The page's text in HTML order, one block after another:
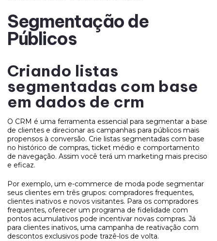
Segmentação de
Públicos
Criando listas
segmentadas com base
em dados de crm
O CRM é uma ferramenta essencial para segmentar a base
de clientes e direcionar as campanhas para públicos mais
propensos à conversão. Crie listas segmentadas com base
no histórico de compras, ticket médio e comportamento
de navegação. Assim você terá um marketing mais preciso
e eficaz.
Por exemplo, um e-commerce de moda pode segmentar
seus clientes em três grupos: compradores frequentes,
clientes inativos e novos visitantes. Para os compradores
frequentes, oferecer um programa de fidelidade com
pontos acumulativos pode incentivar novas compras. Já
para clientes inativos, uma campanha de reativação com
descontos exclusivos pode trazê-los de volta.